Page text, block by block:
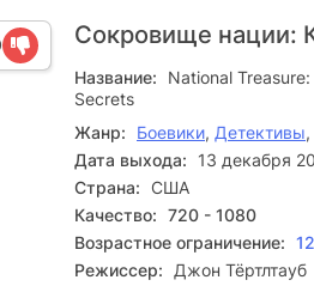
Сокровище нации:
Название:
National
Secrets
Жанр: Боевики, Детективы,
Дата выхода:
13 декабря
Страна: США
Качество: 720 - 1080
Возрастное ограничение:
Режиссер:
Джон Тёртлтауб